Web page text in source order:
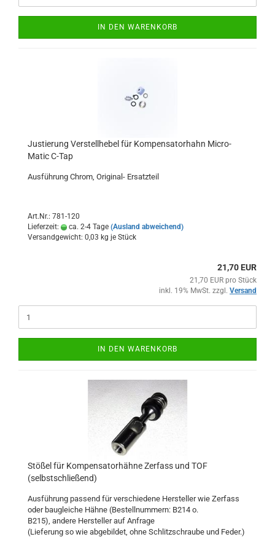
IN DEN WARENKORB
Justierung Verstellhebel für Kompensatorhahn Micro-
Matic C-Tap
Ausführung Chrom, Original- Ersatzteil
Art.Nr.: 781-120
Lieferzeit:
ca. 2-4 Tage (Ausland abweichend)
Versandgewicht: 0,03 kg je Stück
21,70 EUR
21,70 EUR pro Stück
inkl. 19% MwSt. zzgl. Versand
IN DEN WARENKORB
Stößel für Kompensatorhähne Zerfass und TOF
(selbstschließend)
Ausführung passend für verschiedene Hersteller wie Zerfass
oder baugleiche Hähne (Bestellnummern: B214 o.
B215), andere Hersteller auf Anfrage
(Lieferung so wie abgebildet, ohne Schlitzschraube und Feder.)